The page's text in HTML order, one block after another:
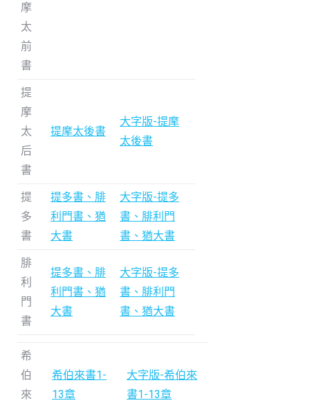
摩
太
前
書
提
摩
太
后
書
提摩太後書
大字版-提摩
太後書
提
多
書
提多書、腓
利門書、猶
大書
大字版-提多
書、腓利門
書、猶大書
腓
利
門
書
提多書、腓
利門書、猶
大書
大字版-提多
書、腓利門
書、猶大書
希
伯
來
希伯來書1-
13章
大字版-希伯來
書1-13章